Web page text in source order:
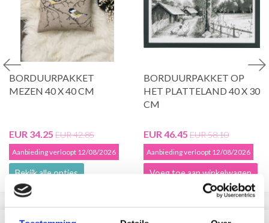
BORDUURPAKKET
MEZEN 40 X 40 CM
EUR 34.25 EUR 42.85
Aanbieding verloopt 12/08/2026
Bekijk alle opties
BORDUURPAKKET OP
HET PLATTELAND 40 X 30
CM
EUR 46.45 EUR 58.10
Aanbieding verloopt 12/08/2026
Voeg toe aan winkelwagen